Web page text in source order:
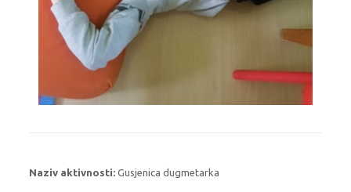
Naziv aktivnosti: Gusjenica dugmetarka